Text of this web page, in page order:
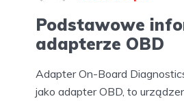
Podstawowe
adapterze OBD
Adapter On-Board
jako adapter OBD, to